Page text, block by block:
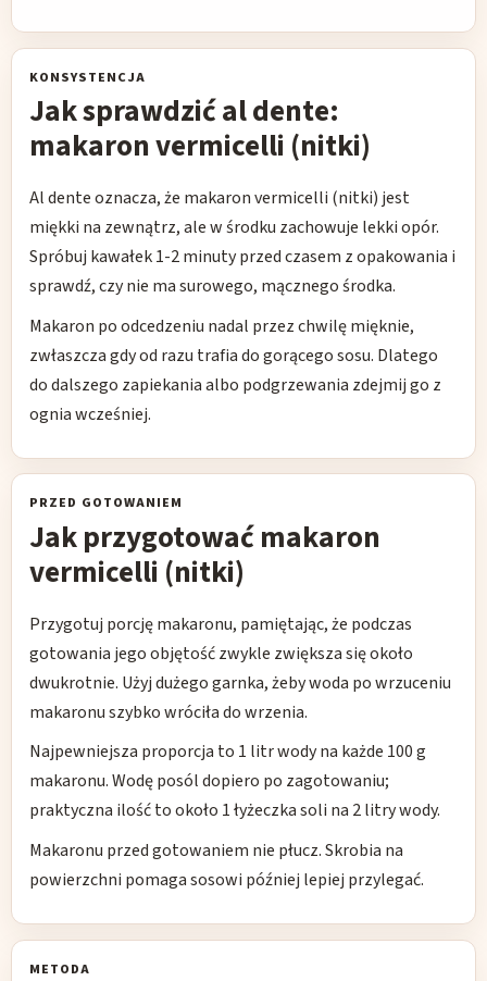
KONSYSTENCJA
Jak sprawdzić al dente:
makaron vermicelli (nitki)
Al dente oznacza, że makaron vermicelli (nitki) jest
miękki na zewnątrz, ale w środku zachowuje lekki opór.
Spróbuj kawałek 1-2 minuty przed czasem z opakowania i
sprawdź, czy nie ma surowego, mącznego środka.
Makaron po odcedzeniu nadal przez chwilę mięknie,
zwłaszcza gdy od razu trafia do gorącego sosu. Dlatego
do dalszego zapiekania albo podgrzewania zdejmij go z
ognia wcześniej.
PRZED GOTOWANIEM
Jak przygotować makaron
vermicelli (nitki)
Przygotuj porcję makaronu, pamiętając, że podczas
gotowania jego objętość zwykle zwiększa się około
dwukrotnie. Użyj dużego garnka, żeby woda po wrzuceniu
makaronu szybko wróciła do wrzenia.
Najpewniejsza proporcja to 1 litr wody na każde 100 g
makaronu. Wodę posól dopiero po zagotowaniu;
praktyczna ilość to około 1 łyżeczka soli na 2 litry wody.
Makaronu przed gotowaniem nie płucz. Skrobia na
powierzchni pomaga sosowi później lepiej przylegać.
METODA